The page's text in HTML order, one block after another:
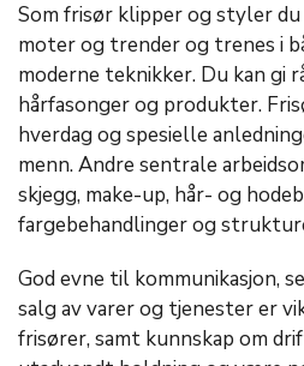
Som frisør klipper og styler
moter og trender og trenes i
moderne teknikker. Du kan gi
hårfasonger og produkter.
hverdag og spesielle
menn. Andre sentrale
skjegg, make-up, hår- og
fargebehandlinger og
God evne til kommunikasjon,
salg av varer og tjenester er
frisører, samt kunnskap om